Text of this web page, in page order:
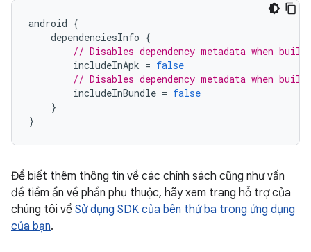
android {
dependenciesInfo {
// Disables dependency metadata when
includeInApk = false
// Disables dependency metadata when
includeInBundle = false
}
}
Để biết thêm thông tin về các chính sách cũng như vấn
đề tiềm ẩn về phần phụ thuộc, hãy xem trang hỗ trợ của
chúng tôi về Sử dụng SDK của bên thứ ba trong ứng dụng
của bạn.